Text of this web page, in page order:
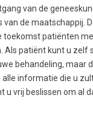
van de
van de maatschappij.
toekomst patiënten
Als patiënt kunt u zelf
behandeling, maar
alle informatie die u
u vrij beslissen om al